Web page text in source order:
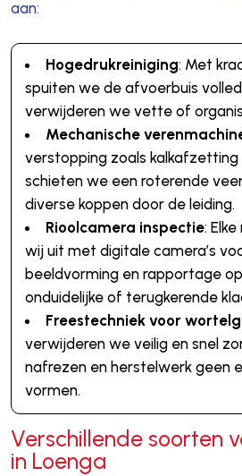
aan:
Hogedrukreiniging: Met
spuiten we de afvoerbuis
verwijderen we vette of
Mechanische
verstopping zoals
schieten we een roterende
diverse koppen door de leiding.
Rioolcamera inspectie:
wij uit met digitale camera’s
beeldvorming en rapportage
onduidelijke of terugkerende
Freestechniek voor
verwijderen we veilig en snel
nafrezen en herstelwerk geen
vormen.
Verschillende soorten
in Loenga